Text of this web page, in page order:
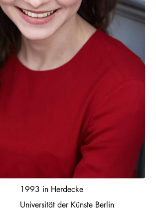
1993 in Herdecke
Universität der Künste Berlin